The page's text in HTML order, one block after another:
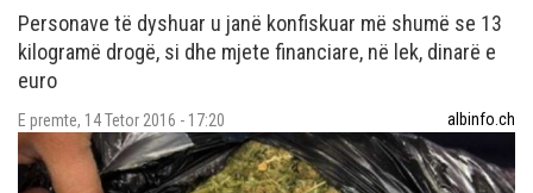
Personave të dyshuar u janë konfiskuar më shumë se 13
kilogramë drogë, si dhe mjete financiare, në lek, dinarë e
euro
E premte, 14 Tetor 2016 - 17:20 albinfo.ch